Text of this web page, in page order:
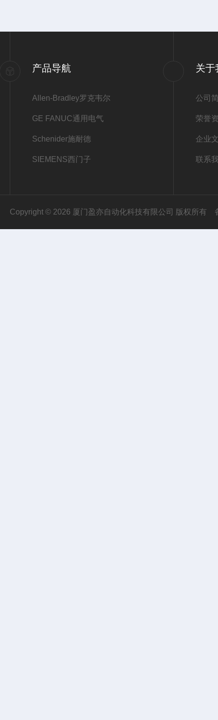
产品导航
Allen-Bradley罗克韦尔
GE FANUC通用电气
Schenider施耐德
SIEMENS西门子
关于
公司
荣誉
企业
联系
Copyright © 2026 厦门盈亦自动化科技有限公司 版权所有